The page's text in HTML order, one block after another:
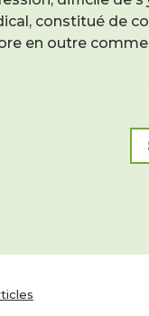
constitué de
en outre